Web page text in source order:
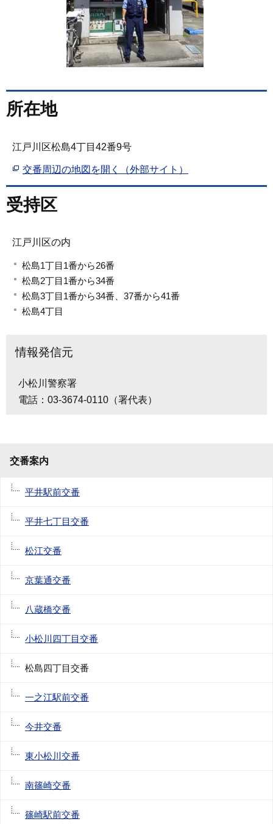
所在地
江戸川区松島4丁目42番9号
交番周辺の地図を開く（外部サイト）
受持区
江戸川区の内
松島1丁目1番から26番
松島2丁目1番から34番
松島3丁目1番から34番、37番から41番
松島4丁目
情報発信元
小松川警察署
電話：03-3674-0110（署代表）
交番案内
平井駅前交番
平井七丁目交番
松江交番
京葉通交番
八蔵橋交番
小松川四丁目交番
松島四丁目交番
一之江駅前交番
今井交番
東小松川交番
南篠崎交番
篠崎駅前交番